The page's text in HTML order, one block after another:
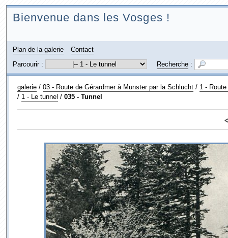
Bienvenue dans les Vosges !
Plan de la galerie
Contact
Parcourir :
Recherche:
galerie/ 03 - Route de Gérardmer à Munster par la Schlucht/ 1 -
/ 1 - Le tunnel / 035 - Tunnel